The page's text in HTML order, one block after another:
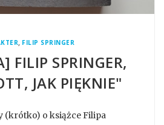
, FILIP SPRINGER
FILIP SPRINGER,
JAK PIĘKNIE"
(krótko) o książce Filipa